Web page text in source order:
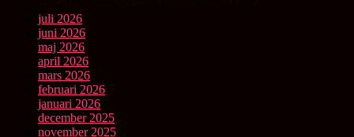
juli 2026
juni 2026
maj 2026
april 2026
mars 2026
februari 2026
januari 2026
december 2025
november 2025